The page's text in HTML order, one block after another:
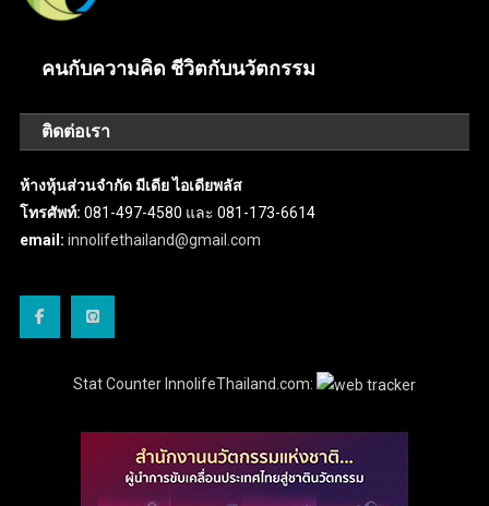
คนกับความคิด ชีวิตกับนวัตกรรม
ติดต่อเรา
ห้างหุ้นส่วนจำกัด มีเดีย ไอเดียพลัส
โทรศัพท์: 081-497-4580 และ 081-173-6614
email: innolifethailand@gmail.com
Stat Counter InnolifeThailand.com: